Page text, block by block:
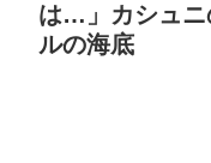
は…」カシュニ
ルの海底